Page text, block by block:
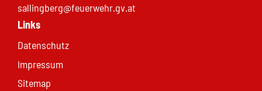
sallingberg@feuerwehr.gv.at
Links
Datenschutz
Impressum
Sitemap